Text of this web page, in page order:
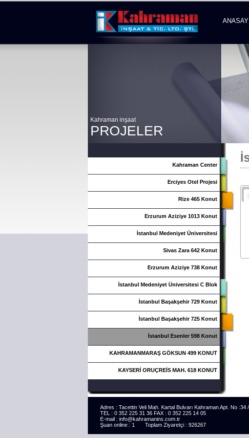
Kahraman inşaat
PROJELER
Kahraman Center
Erciyes Otel Projesi
Rize 465 Konut
Erzurum Aziziye 1013 Konut
İstanbul Medeniyet Üniversitesi
Sivas Zara 642 Konut
Erzurum Aziziye 738 Konut
İstanbul Medeniyet Üniversitesi C Blok
İstanbul Başakşehir 729 Konut
İstanbul Başakşehir 725 Konut
İstanbul Esenler 598 Konut
KAHRAMANMARAŞ GÖKSUN 499 KONUT
KAYSERİ ORUÇREİS MAH. 618 KONUT
Adres : Tacettin Veli Mah. Kartal Bulvarı Kahraman Apt. No :34
TEL : 0 352 225 31 36 FAX : 0 352 225 14 05
E-mail : info@kahramanins.com.tr
Şuan online : 1 Toplam Ziyaretçi : 926267